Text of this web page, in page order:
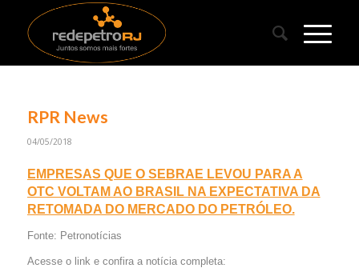
RPR News
04/05/2018
EMPRESAS QUE O SEBRAE LEVOU PARA A
OTC VOLTAM AO BRASIL NA EXPECTATIVA DA
RETOMADA DO MERCADO DO PETRÓLEO.
Fonte: Petronotícias
Acesse o link e confira a notícia completa: